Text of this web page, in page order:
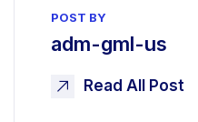
POST BY
adm-gml-us
Read All Post